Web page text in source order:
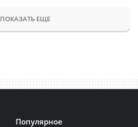
ПОКАЗАТЬ ЕЩЕ
Популярное